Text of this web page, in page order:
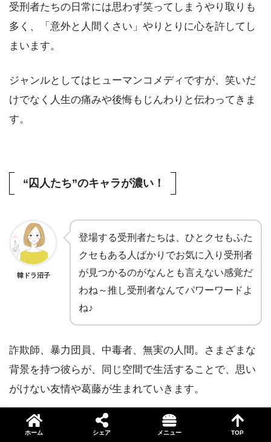
受刑者たちの日常には思わず笑ってしまうやり取りも
多く、「意外と人間くさい」やりとりに心を許してし
まいます。
ジャンルとしてはヒューマンコメディですが、笑いだ
けでなく人生の痛みや後悔もじんわりと伝わってきま
す。
“囚人たち”のキャラが濃い！
韓ドラ沼子
登場する受刑者たちは、ひとクセもふた
クセもある人ばかりでお気に入り受刑者
が見つかるのがなんとも言えない感覚だ
わね～推し受刑者なんてパワーワードよ
ね♪
詐欺師、暴力団員、中毒者、無実の人間。さまざまな
背景を持つ彼らが、同じ空間で生活することで、思い
がけない友情や葛藤が生まれていきます。
一人ひとりの“理由”や“弱さ”が少しずつ明かされる構成
ホーム シェア メニュー TOP